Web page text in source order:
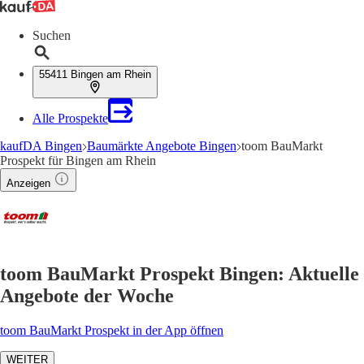
Suchen
55411 Bingen am Rhein
Alle Prospekte
kaufDA Bingen Baumärkte Angebote Bingen toom BauMarkt
Prospekt für Bingen am Rhein
Anzeigen
toom BauMarkt Prospekt Bingen: Aktuelle
Angebote der Woche
toom BauMarkt Prospekt in der App öffnen
WEITER